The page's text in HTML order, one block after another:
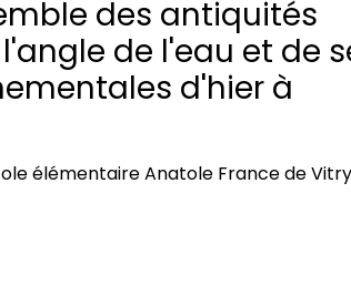
des antiquités
de l'eau et de
d'hier à
élémentaire Anatole France de